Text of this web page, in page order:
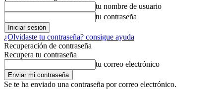
tu nombre de usuario
tu contraseña
¿Olvidaste tu contraseña? consigue ayuda
Recuperación de contraseña
Recupera tu contraseña
tu correo electrónico
Se te ha enviado una contraseña por correo electrónico.